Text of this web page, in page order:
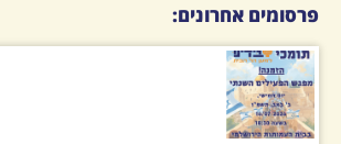
פרסומים אחרונים: